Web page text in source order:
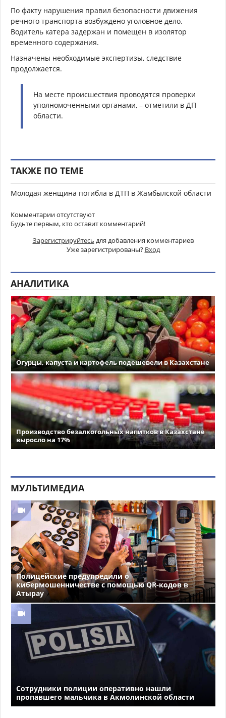
По факту нарушения правил безопасности движения
речного транспорта возбуждено уголовное дело.
Водитель катера задержан и помещен в изолятор
временного содержания.
Назначены необходимые экспертизы, следствие
продолжается.
На месте происшествия проводятся проверки
уполномоченными органами, – отметили в ДП
области.
ТАКЖЕ ПО ТЕМЕ
Молодая женщина погибла в ДТП в Жамбылской области
Комментарии отсутствуют
Будьте первым, кто оставит комментарий!
Зарегистрируйтесь для добавления комментариев
Уже зарегистрированы? Вход
АНАЛИТИКА
Огурцы, капуста и картофель подешевели в Казахстане
Производство безалкогольных напитков в Казахстане
выросло на 17%
МУЛЬТИМЕДИА
Полицейские предупредили о
кибермошенничестве с помощью QR-кодов в
Атырау
Сотрудники полиции оперативно нашли
пропавшего мальчика в Акмолинской области